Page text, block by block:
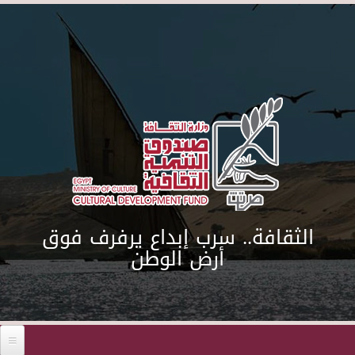
Skip to main content
الثقافة.. سرب إبداع يرفرف فوق
أرض الوطن Before 01
01